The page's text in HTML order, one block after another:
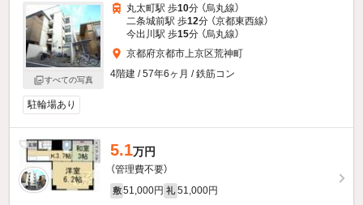
すべての写真
丸太町駅 歩10分 （烏丸線）
二条城前駅 歩12分 （京都東西線）
今出川駅 歩15分 （烏丸線）
京都府京都市上京区荒神町
4階建 / 57年6ヶ月 / 鉄筋コン
駐輪場あり
5.1万円
（管理費不要）
敷 51,000円 礼 51,000円